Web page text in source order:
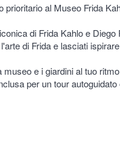
prioritario al Museo Frida
di Frida Kahlo e Diego
di Frida e lasciati
museo e i giardini al tuo ritmo
per un tour autoguidato